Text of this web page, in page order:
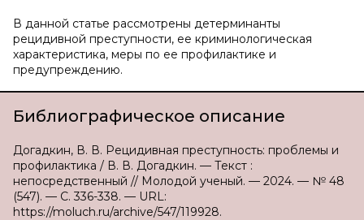
В данной статье рассмотрены детерминанты
рецидивной преступности, ее криминологическая
характеристика, меры по ее профилактике и
предупреждению.
Библиографическое описание
Догадкин, В. В. Рецидивная преступность: проблемы и
профилактика / В. В. Догадкин. — Текст :
непосредственный // Молодой ученый. — 2024. — № 48
(547). — С. 336-338. — URL:
https://moluch.ru/archive/547/119928.